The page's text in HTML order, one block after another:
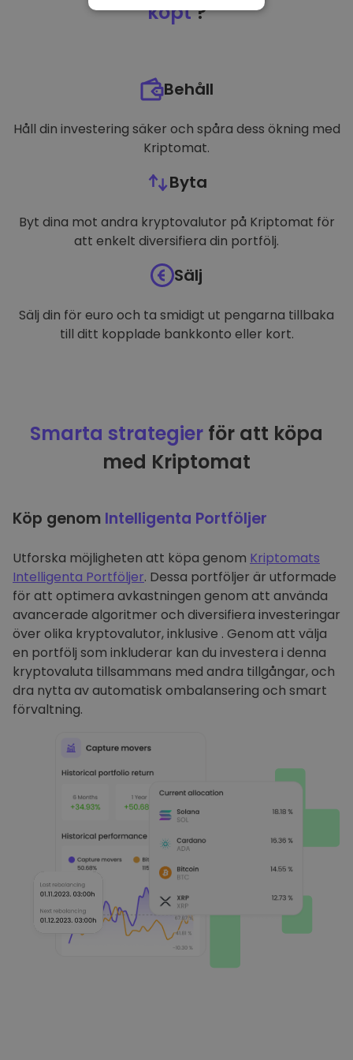
köpt?
Behåll
Håll din investering säker och spåra dess ökning med
Kriptomat.
Byta
Byt dina mot andra kryptovalutor på Kriptomat för
att enkelt diversifiera din portfölj.
Sälj
Sälj din för euro och ta smidigt ut pengarna tillbaka
till ditt kopplade bankkonto eller kort.
Smarta strategier för att köpa
med Kriptomat
Köp genom Intelligenta Portföljer
Utforska möjligheten att köpa genom Kriptomats
Intelligenta Portföljer. Dessa portföljer är utformade
för att optimera avkastningen genom att använda
avancerade algoritmer och diversifiera investeringar
över olika kryptovalutor, inklusive . Genom att välja
en portfölj som inkluderar kan du investera i denna
kryptovaluta tillsammans med andra tillgångar, och
dra nytta av automatisk ombalansering och smart
förvaltning.
PRESTANDA
FUNKTIONER